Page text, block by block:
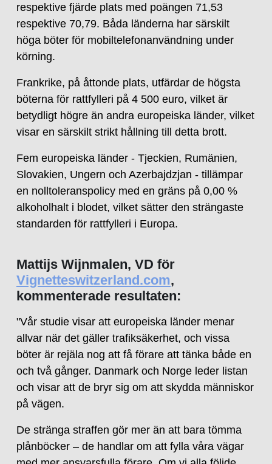
respektive fjärde plats med poängen 71,53
respektive 70,79. Båda länderna har särskilt
höga böter för mobiltelefonanvändning under
körning.
Frankrike, på åttonde plats, utfärdar de högsta
böterna för rattfylleri på 4 500 euro, vilket är
betydligt högre än andra europeiska länder, vilket
visar en särskilt strikt hållning till detta brott.
Fem europeiska länder - Tjeckien, Rumänien,
Slovakien, Ungern och Azerbajdzjan - tillämpar
en nolltoleranspolicy med en gräns på 0,00 %
alkoholhalt i blodet, vilket sätter den strängaste
standarden för rattfylleri i Europa.
Mattijs Wijnmalen, VD för
Vignetteswitzerland.com,
kommenterade resultaten:
"Vår studie visar att europeiska länder menar
allvar när det gäller trafiksäkerhet, och vissa
böter är rejäla nog att få förare att tänka både en
och två gånger. Danmark och Norge leder listan
och visar att de bryr sig om att skydda människor
på vägen.
De stränga straffen gör mer än att bara tömma
plånböcker – de handlar om att fylla våra vägar